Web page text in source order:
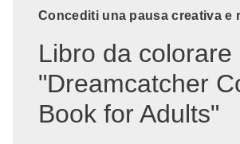
Concediti una pausa creativa e
Libro da colorare
"Dreamcatcher
Book for Adults"